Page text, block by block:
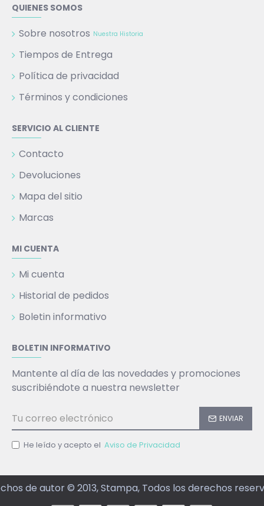
QUIENES SOMOS
Sobre nosotros Nuestra Historia
Tiempos de Entrega
Política de privacidad
Términos y condiciones
SERVICIO AL CLIENTE
Contacto
Devoluciones
Mapa del sitio
Marcas
MI CUENTA
Mi cuenta
Historial de pedidos
Boletin informativo
BOLETIN INFORMATIVO
Mantente al día de las novedades y promociones
suscribiéndote a nuestra newsletter
ENVIAR
He leído y acepto el Aviso de Privacidad
de autor © 2013, Stampa, Todos los derechos